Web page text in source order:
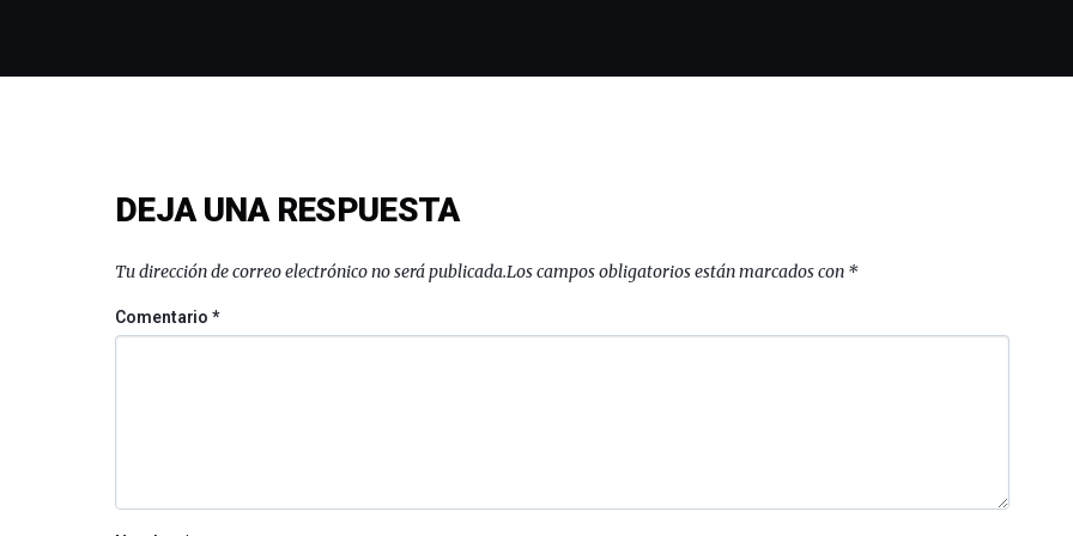
DEJA UNA RESPUESTA
Tu dirección de correo electrónico no será publicada.Los campos obligatorios están marcados con *
Comentario*